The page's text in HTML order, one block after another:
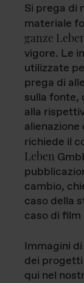
Si prega di
materiale
ganze
vigore. Le
utilizzate
prega di
sulla fonte,
alla
richiede il
Leben
cambio,
caso della
caso di
Immagini di
dei
qui nel